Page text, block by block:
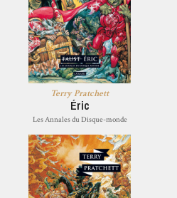
Terry Pratchett
Éric
Les Annales du Disque-monde